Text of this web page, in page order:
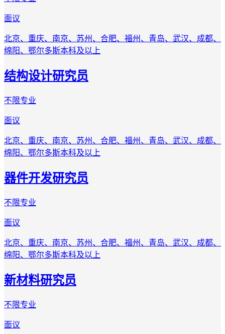
面议
北京、重庆、南京、苏州、合肥、福州、青岛、武汉、成都、
绵阳、鄂尔多斯本科及以上
结构设计研究员
不限专业
面议
北京、重庆、南京、苏州、合肥、福州、青岛、武汉、成都、
绵阳、鄂尔多斯本科及以上
器件开发研究员
不限专业
面议
北京、重庆、南京、苏州、合肥、福州、青岛、武汉、成都、
绵阳、鄂尔多斯本科及以上
新材料研究员
不限专业
面议